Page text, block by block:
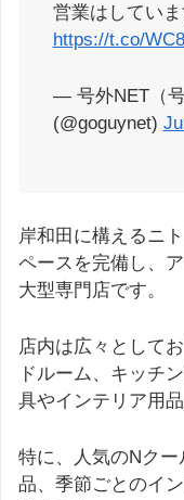
営業はしてい
https://t.co/
— 号外NET（号
(@goguynet)
岸和田に構えるニ
ペースを完備し、
大型専門店です。
店内は広々として
ドルーム、キッチ
具やインテリア用
特に、人気のNク
品、季節ごとのイ